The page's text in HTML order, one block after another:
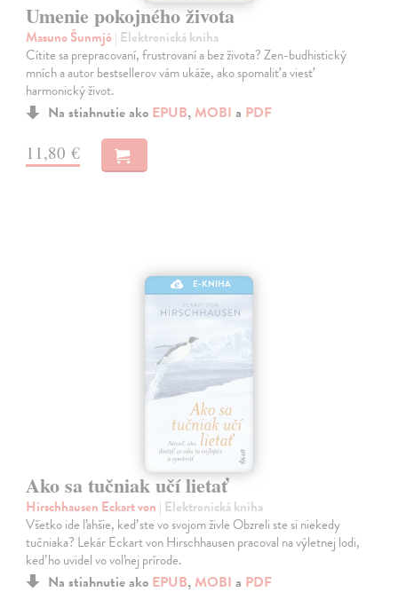
Umenie pokojného života
Masuno Šunmjó| Elektronická kniha
Cítite sa prepracovaní, frustrovaní a bez života? Zen-budhistický
mních a autor bestsellerov vám ukáže, ako spomaliť a viesť
harmonický život.
Na stiahnutie ako EPUB, MOBI a PDF
11,80 €
E-KNIHA
Ako sa tučniak učí lietať
Hirschhausen Eckart von | Elektronická kniha
Všetko ide ľahšie, keď ste vo svojom živle Obzreli ste si niekedy
tučniaka? Lekár Eckart von Hirschhausen pracoval na výletnej lodi,
keď ho uvidel vo voľnej prírode.
Na stiahnutie ako EPUB, MOBI a PDF